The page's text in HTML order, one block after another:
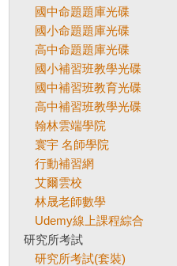
國中命題題庫光碟
國小命題題庫光碟
高中命題題庫光碟
國小補習班教學光碟
國中補習班教育光碟
高中補習班教學光碟
翰林雲端學院
寰宇 名師學院
行動補習網
艾爾雲校
林晟老師數學
Udemy線上課程綜合
研究所考試
研究所考試(套裝)